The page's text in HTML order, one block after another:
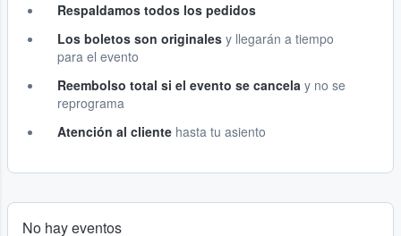
Respaldamos todos los pedidos
Los boletos son originales y llegarán a tiempo
para el evento
Reembolso total si el evento se cancela y no se
reprograma
Atención al cliente hasta tu asiento
No hay eventos